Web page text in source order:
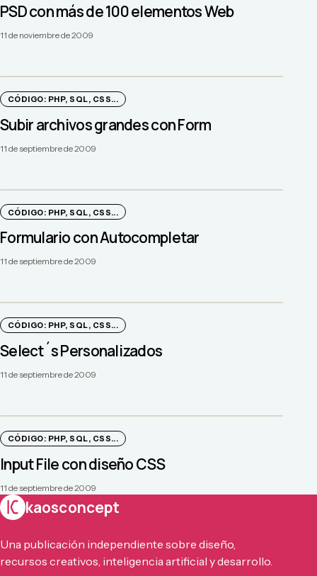
PSD con más de 100 elementos Web
11 de noviembre de 2009
CÓDIGO: PHP, SQL, CSS...
Subir archivos grandes con Form
11 de septiembre de 2009
CÓDIGO: PHP, SQL, CSS...
Formulario con Autocompletar
11 de septiembre de 2009
CÓDIGO: PHP, SQL, CSS...
Select´s Personalizados
11 de septiembre de 2009
CÓDIGO: PHP, SQL, CSS...
Input File con diseño CSS
11 de septiembre de 2009
kaosconcept
Una publicación independiente sobre diseño,
recursos creativos, inteligencia artificial y desarrollo.